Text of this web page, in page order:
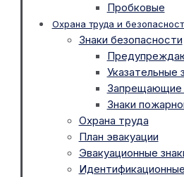
Пробковые
Охрана труда и
Знаки безопасности
Указательные
Запрещающие
Знаки
Охрана труда
План эвакуации
Эвакуационные